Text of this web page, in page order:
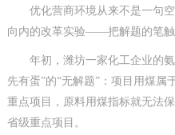
优化营商环境从来不是一句空
向内的改革实验——把解题的笔触
年初，潍坊一家化工企业的氨
先有蛋”的“无解题”：项目用煤属
重点项目，原料用煤指标就无法
省级重点项目。